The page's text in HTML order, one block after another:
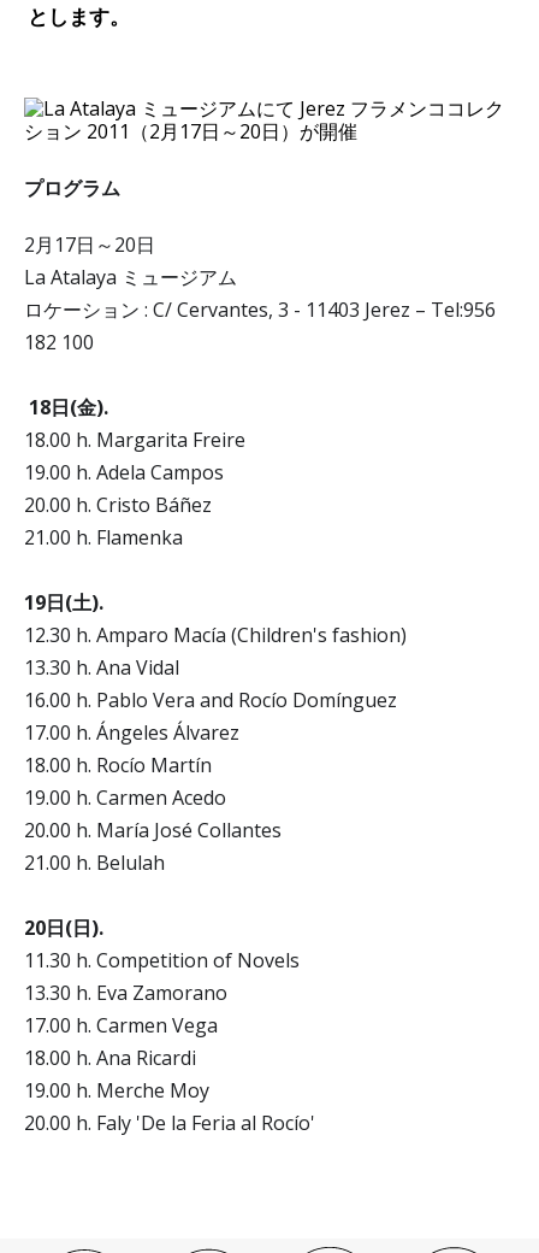
とします。
プログラム
2月17日～20日
La Atalaya ミュージアム
ロケーション : C/ Cervantes, 3 - 11403 Jerez – Tel:956
182 100
18日(金).
18.00 h. Margarita Freire
19.00 h. Adela Campos
20.00 h. Cristo Báñez
21.00 h. Flamenka
19日(土).
12.30 h. Amparo Macía (Children's fashion)
13.30 h. Ana Vidal
16.00 h. Pablo Vera and Rocío Domínguez
17.00 h. Ángeles Álvarez
18.00 h. Rocío Martín
19.00 h. Carmen Acedo
20.00 h. María José Collantes
21.00 h. Belulah
20日(日).
11.30 h. Competition of Novels
13.30 h. Eva Zamorano
17.00 h. Carmen Vega
18.00 h. Ana Ricardi
19.00 h. Merche Moy
20.00 h. Faly 'De la Feria al Rocío'